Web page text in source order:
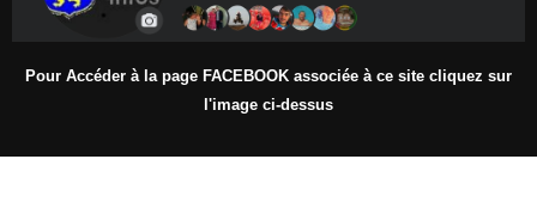
Pour Accéder à la page FACEBOOK associée à ce site cliquez sur
l'image ci-dessus